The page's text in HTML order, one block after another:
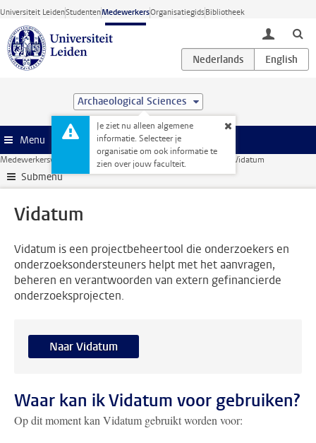
Ga direct naar de inhoud
Universiteit LeidenStudentenMedewerkersOrganisatiegidsBibliotheek
toggle
Archaeological Sciences
Je ziet nu alleen algemene
informatie. Selecteer je
organisatie om ook informatie te
zien over jouw faculteit.
Menu
Medewerkerswebsite Onderzoek Onderzoeksondersteuning Vidatum
Submenu
Vidatum
Vidatum is een projectbeheertool die onderzoekers en
onderzoeksondersteuners helpt met het aanvragen,
beheren en verantwoorden van extern gefinancierde
onderzoeksprojecten.
Naar Vidatum
Waar kan ik Vidatum voor gebruiken?
Op dit moment kan Vidatum gebruikt worden voor: